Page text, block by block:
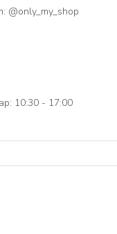
@only_my_shop
10:30 - 17:00